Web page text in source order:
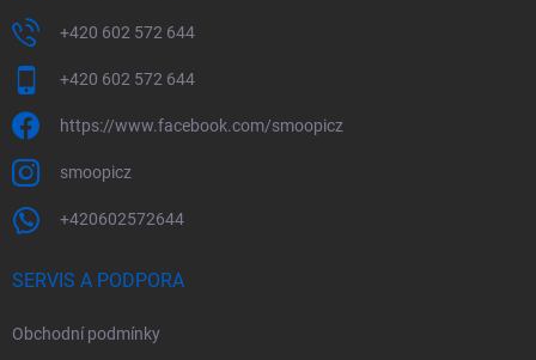
+420 602 572 644
+420 602 572 644
https://www.facebook.com/smoopicz
smoopicz
+420602572644
SERVIS A PODPORA
Obchodní podmínky